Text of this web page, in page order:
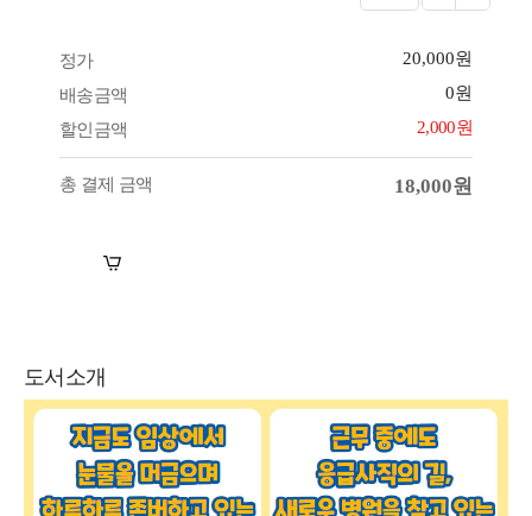
정가
20,000원
배송금액
0원
할인금액
2,000원
총 결제 금액 18,000원
도서소개